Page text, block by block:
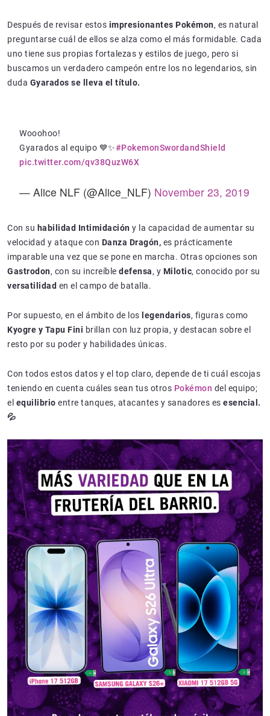
Después de revisar estos impresionantes Pokémon, es natural
preguntarse cuál de ellos se alza como el más formidable. Cada
uno tiene sus propias fortalezas y estilos de juego, pero si
buscamos un verdadero campeón entre los no legendarios, sin
duda Gyarados se lleva el título.
Wooohoo!
Gyarados al equipo 💙✨#PokemonSwordandShield
pic.twitter.com/qv38QuzW6X
— Alice NLF (@Alice_NLF) November 23, 2019
Con su habilidad Intimidación y la capacidad de aumentar su
velocidad y ataque con Danza Dragón, es prácticamente
imparable una vez que se pone en marcha. Otras opciones son
Gastrodon, con su increíble defensa, y Milotic, conocido por su
versatilidad en el campo de batalla.
Por supuesto, en el ámbito de los legendarios, figuras como
Kyogre y Tapu Fini brillan con luz propia, y destacan sobre el
resto por su poder y habilidades únicas.
Con todos estos datos y el top claro, depende de ti cuál escojas
teniendo en cuenta cuáles sean tus otros Pokémon del equipo;
el equilibrio entre tanques, atacantes y sanadores es esencial.
💦